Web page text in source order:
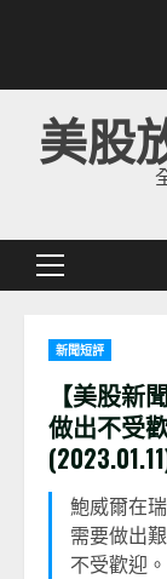
美股
Primary
新聞短評
【美股新
做出不受
鮑威爾在
需要做出
不受歡迎。